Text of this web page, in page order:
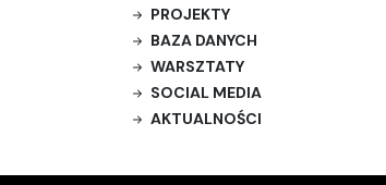
PROJEKTY
BAZA DANYCH
WARSZTATY
SOCIAL MEDIA
AKTUALNOŚCI